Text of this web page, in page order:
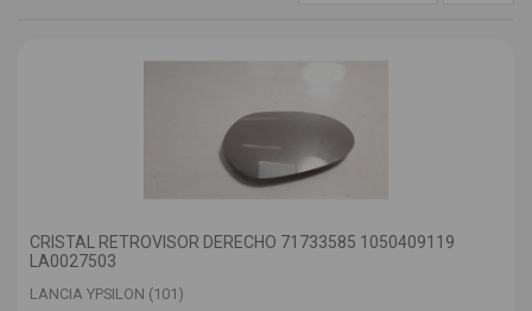
CRISTAL RETROVISOR DERECHO 71733585 1050409119
LA0027503
LANCIA YPSILON (101)